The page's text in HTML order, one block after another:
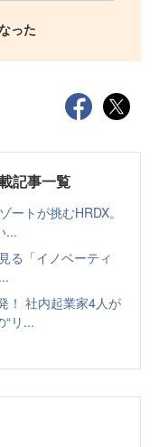
った
記事一覧
ートが挑むHRDX。
...
る「イノベーティ
！ 社内起業家4人が
“リ...